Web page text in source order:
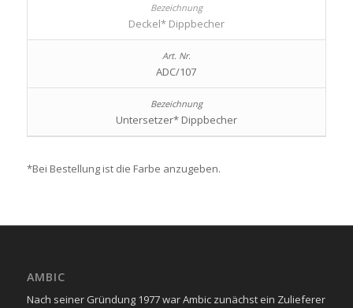
Deckel* Dippbecher
ADC/107
Untersetzer* Dippbecher
*Bei Bestellung ist die Farbe anzugeben.
AMBIC
Nach seiner Gründung 1977 war Ambic zunächst ein Zulieferer